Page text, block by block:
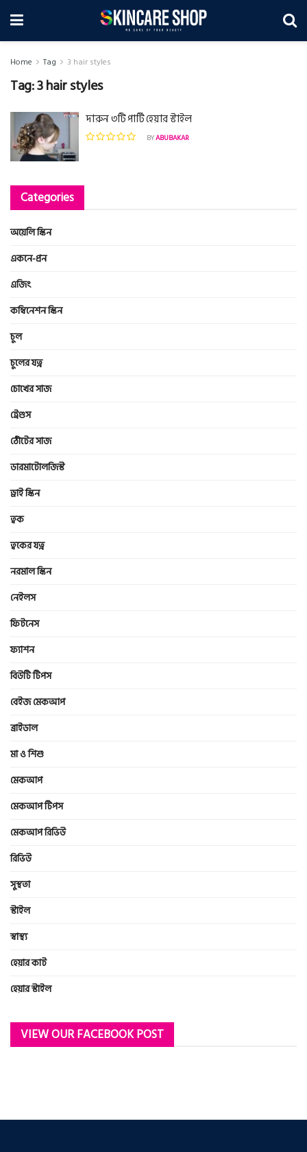
Home Tag 3 hair styles
Tag:3 hair styles
দারুন ৩টি পার্টি হেয়ার স্টাইল
BYABUBAKAR
Categories
অয়েলি স্কিন
একনে-প্রন
এজিং
কম্বিনেশন স্কিন
চুল
চুলের যত্ন
চোখের সাজ
ট্রেণ্ডস
ঠোঁটের সাজ
ডারমাটোলজিস্ট
ড্রাই স্কিন
ত্বক
ত্বকের যত্ন
নরমাল স্কিন
নেইলস
ফিটনেস
ফ্যাশন
বিউটি টিপস
বেইজ মেকআপ
ব্রাইডাল
মা ও শিশু
মেকআপ
মেকআপ টিপস
মেকআপ রিভিউ
রিভিউ
সুস্থতা
স্টাইল
স্বাস্থ্য
হেয়ার কাট
হেয়ার স্টাইল
VIEW OUR FACEBOOK POST